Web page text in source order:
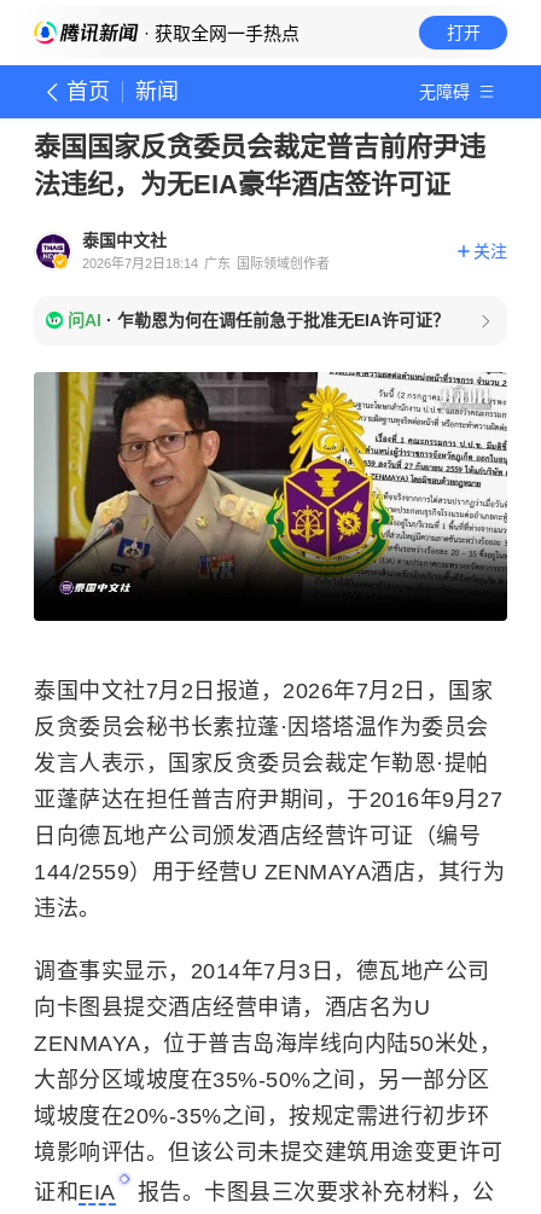
· 获取全网一手热点 打开
首页 新闻 无障碍
泰国国家反贪委员会裁定普吉前府尹违
法违纪，为无EIA豪华酒店签许可证
泰国中文社
2026年7月2日18:14 广东 国际领域创作者
关注
问AI · 乍勒恩为何在调任前急于批准无EIA许可证？
泰国中文社7月2日报道，2026年7月2日，国家
反贪委员会秘书长素拉蓬·因塔塔温作为委员会
发言人表示，国家反贪委员会裁定乍勒恩·提帕
亚蓬萨达在担任普吉府尹期间，于2016年9月27
日向德瓦地产公司颁发酒店经营许可证（编号
144/2559）用于经营U ZENMAYA酒店，其行为
违法。
调查事实显示，2014年7月3日，德瓦地产公司
向卡图县提交酒店经营申请，酒店名为U
ZENMAYA，位于普吉岛海岸线向内陆50米处，
大部分区域坡度在35%-50%之间，另一部分区
域坡度在20%-35%之间，按规定需进行初步环
境影响评估。但该公司未提交建筑用途变更许可
证和 EIA
报告。卡图县三次要求补充材料，公